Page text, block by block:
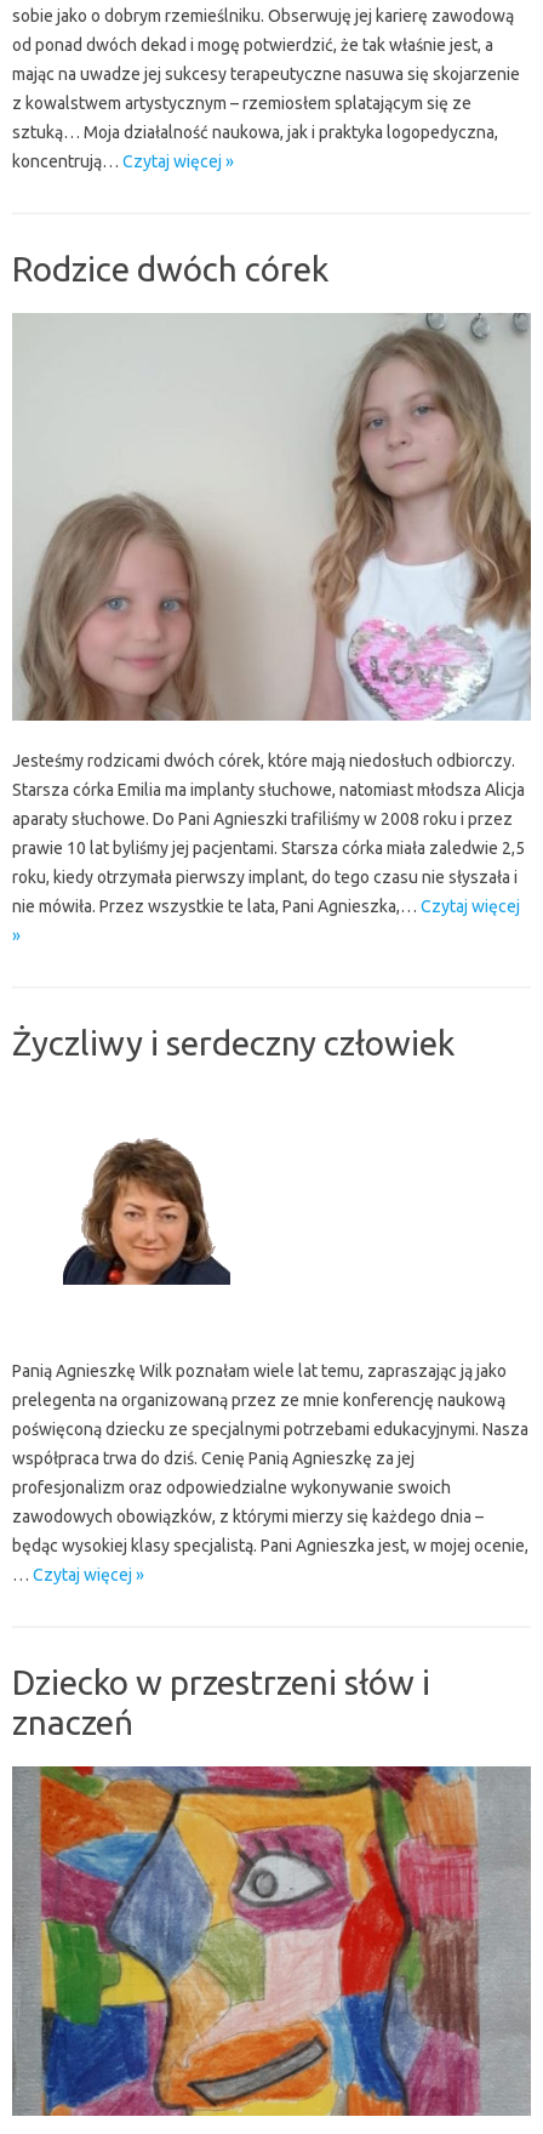
sobie jako o dobrym rzemieślniku. Obserwuję jej karierę zawodową
od ponad dwóch dekad i mogę potwierdzić, że tak właśnie jest, a
mając na uwadze jej sukcesy terapeutyczne nasuwa się skojarzenie
z kowalstwem artystycznym – rzemiosłem splatającym się ze
sztuką… Moja działalność naukowa, jak i praktyka logopedyczna,
koncentrują… Czytaj więcej »
Rodzice dwóch córek
Jesteśmy rodzicami dwóch córek, które mają niedosłuch odbiorczy.
Starsza córka Emilia ma implanty słuchowe, natomiast młodsza Alicja
aparaty słuchowe. Do Pani Agnieszki trafiliśmy w 2008 roku i przez
prawie 10 lat byliśmy jej pacjentami. Starsza córka miała zaledwie 2,5
roku, kiedy otrzymała pierwszy implant, do tego czasu nie słyszała i
nie mówiła. Przez wszystkie te lata, Pani Agnieszka,… Czytaj więcej
»
Życzliwy i serdeczny człowiek
Panią Agnieszkę Wilk poznałam wiele lat temu, zapraszając ją jako
prelegenta na organizowaną przez ze mnie konferencję naukową
poświęconą dziecku ze specjalnymi potrzebami edukacyjnymi. Nasza
współpraca trwa do dziś. Cenię Panią Agnieszkę za jej
profesjonalizm oraz odpowiedzialne wykonywanie swoich
zawodowych obowiązków, z którymi mierzy się każdego dnia –
będąc wysokiej klasy specjalistą. Pani Agnieszka jest, w mojej ocenie,
… Czytaj więcej »
Dziecko w przestrzeni słów i
znaczeń